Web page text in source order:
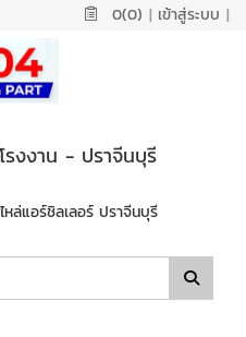
0(0) | เข้าสู่ระบบ |
รงงาน - ปราจีนบุรี
หล่แอร์ชิลเลอร์ ปราจีนบุรี